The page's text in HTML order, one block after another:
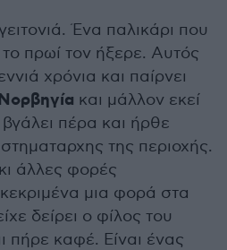
Ένα παλικάρι που
πρωί τον ήξερε. Αυτός
χρόνια και παίρνει
και μάλλον εκεί
πέρα και ήρθε
της περιοχής.
άλλες φορές
μια φορά στα
δείρει ο φίλος του
πήρε καφέ. Είναι ένας